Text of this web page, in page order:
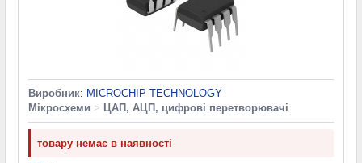
Виробник: MICROCHIP TECHNOLOGY
Мікросхеми > ЦАП, АЦП, цифрові перетворювачі
товару немає в наявності